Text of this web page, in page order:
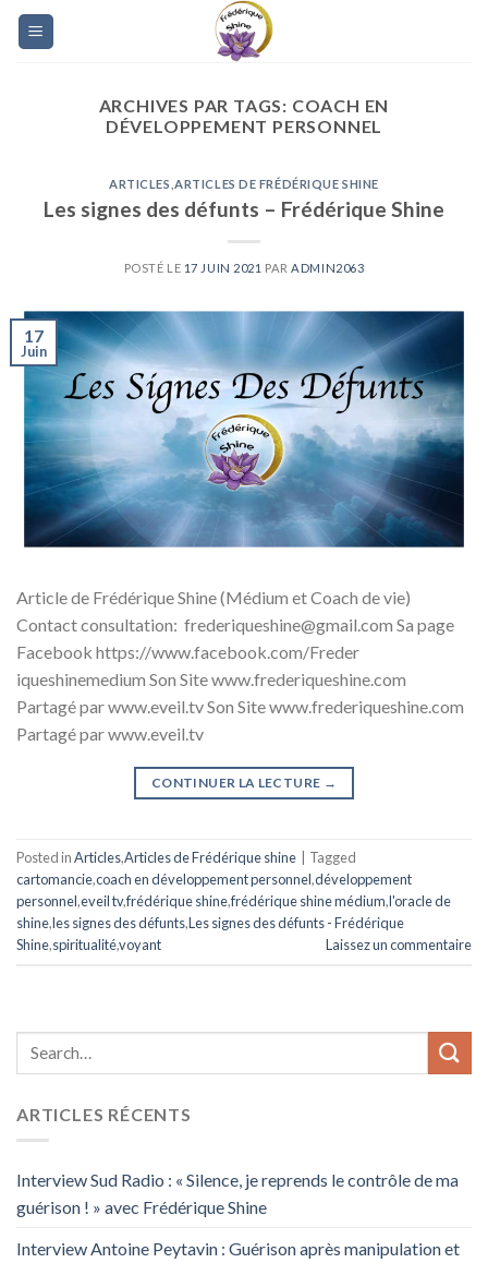
Skip
ARCHIVES PAR TAGS: COACH EN
DÉVELOPPEMENT PERSONNEL
ARTICLES ,ARTICLES DE FRÉDÉRIQUE SHINE
Les signes des défunts – Frédérique Shine
POSTÉ LE 17 JUIN 2021 PAR ADMIN2063
17
Juin
Article de Frédérique Shine (Médium et Coach de vie)
Contact consultation: frederiqueshine@gmail.com Sa page
Facebook https://www.facebook.com/Freder
iqueshinemedium Son Site www.frederiqueshine.com
Partagé par www.eveil.tv Son Site www.frederiqueshine.com
Partagé par www.eveil.tv
CONTINUER LA LECTURE →
Posted inArticles,Articles de Frédérique shine
Tagged
cartomancie,coach en développement personnel,développement
personnel,eveil tv,frédérique shine,frédérique shine médium,l'oracle de
shine,les signes des défunts,Les signes des défunts - Frédérique
Shine,spiritualité,voyant Laissez un commentaire
ARTICLES RÉCENTS
Interview Sud Radio : « Silence, je reprends le contrôle de ma
guérison ! » avec Frédérique Shine
Interview Antoine Peytavin : Guérison après manipulation et